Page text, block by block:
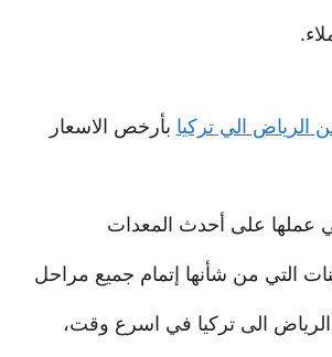
الي تركيا بأرخص الاسعار
عملها على أحدث المعدات
التي من شأنها إتمام جميع مراحل
الى تركيا في اسرع وقت،